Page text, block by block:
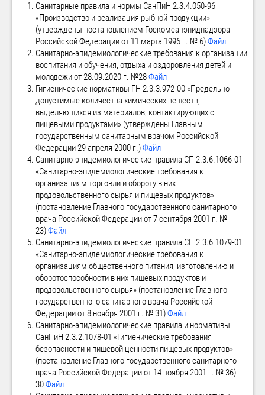
Санитарные правила и нормы СанПиН 2.3.4.050-96
«Производство и реализация рыбной продукции»
(утверждены постановлением Госкомсанэпиднадзора
Российской Федерации от 11 марта 1996 г. № 6)Файл
Санитарно-эпидемиологические требования к организации
воспитания и обучения, отдыха и оздоровления детей и
молодежи от 28.09.2020 г. №28Файл
Гигиенические нормативы ГН 2.3.3.972-00 «Предельно
допустимые количества химических веществ,
выделяющихся из материалов, контактирующих с
пищевыми продуктами» (утверждены Главным
государственным санитарным врачом Российской
Федерации 29 апреля 2000 г.)Файл
Санитарно-эпидемиологические правила СП 2.3.6.1066-01
«Санитарно-эпидемиологические требования к
организациям торговли и обороту в них
продовольственного сырья и пищевых продуктов»
(постановление Главного государственного санитарного
врача Российской Федерации от 7 сентября 2001 г. №
23)Файл
Санитарно-эпидемиологические правила СП 2.3.6.1079-01
«Санитарно-эпидемиологические требования к
организациям общественного питания, изготовлению и
оборотоспособности в них пищевых продуктов и
продовольственного сырья» (постановление Главного
государственного санитарного врача Российской
Федерации от 8 ноября 2001 г. № 31)Файл
Санитарно-эпидемиологические правила и нормативы
СанПиН 2.3.2.1078-01 «Гигиенические требования
безопасности и пищевой ценности пищевых продуктов»
(постановление Главного государственного санитарного
врача Российской Федерации от 14 ноября 2001 г. № 36)
30Файл